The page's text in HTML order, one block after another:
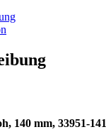
140 mm, 33951-